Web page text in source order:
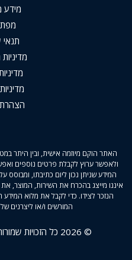
מידע
תנאי
הצהרת
האתר הוקם מיוזמה אישית, ובין היתר
ולאפשר ערוץ לקבלת פרטים נוספים
המידע שניתן נכון ליום כתיבתו,
איננו מייצג בהכרח את השירות, המוצר,
הנזכר לצידו. כדי לקבל את מלוא המידע
המורשים ו/או ליצרנים
© 2026 כל הזכויות שמורות לאקדמייה לבנייה והנדסה